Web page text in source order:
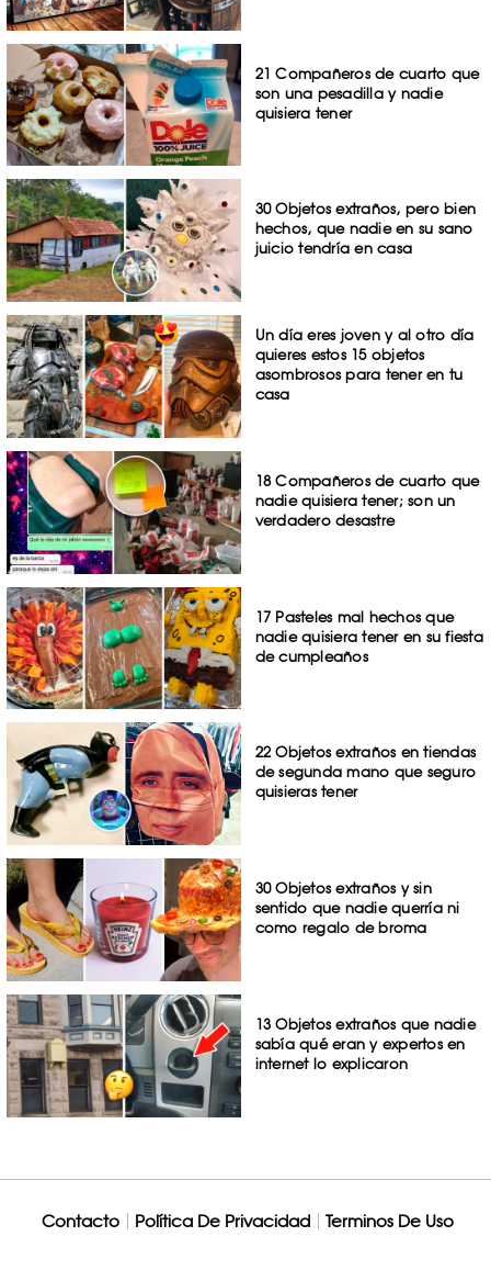
21 Compañeros de cuarto que
son una pesadilla y nadie
quisiera tener
30 Objetos extraños, pero bien
hechos, que nadie en su sano
juicio tendría en casa
Un día eres joven y al otro día
quieres estos 15 objetos
asombrosos para tener en tu
casa
18 Compañeros de cuarto que
nadie quisiera tener; son un
verdadero desastre
17 Pasteles mal hechos que
nadie quisiera tener en su fiesta
de cumpleaños
22 Objetos extraños en tiendas
de segunda mano que seguro
quisieras tener
30 Objetos extraños y sin
sentido que nadie querría ni
como regalo de broma
13 Objetos extraños que nadie
sabía qué eran y expertos en
internet lo explicaron
Contacto Política De Privacidad Terminos De Uso